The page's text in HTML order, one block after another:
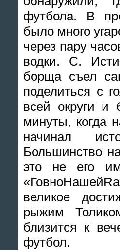
футбола. В
было много
через пару
водки. С.
борща съел
поделиться с
всей округи и
минуты, когда
начинал
Большинство
это не его
великое
рыжим
близится к
футбол.